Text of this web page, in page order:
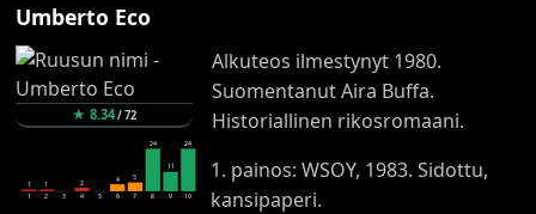
Umberto Eco
★8.34/72
1
1
1
2
3
2
4
5
4
6
5
7
24
8
11
9
24
10
Alkuteos ilmestynyt 1980.
Suomentanut Aira Buffa.
Historiallinen rikosromaani.
1. painos: WSOY, 1983. Sidottu,
kansipaperi.